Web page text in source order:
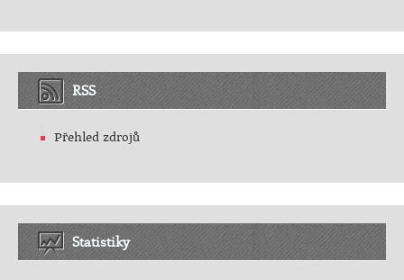
RSS
Přehled zdrojů
Statistiky